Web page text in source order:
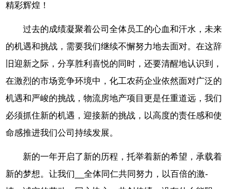
精彩辉煌！
过去的成绩凝聚着公司全体员工的心血和汗水，未来
的机遇和挑战，需要我们继续不懈努力地去面对。在这辞
旧迎新之际，分享胜利喜悦的同时，还要清醒地认识到，
在激烈的市场竞争环境中，化工农药企业依然面对广泛的
机遇和严峻的挑战，物流房地产项目更是任重道远，我们
必须抓住新的机遇，迎接新的挑战，以高度的责任感和使
命感推进我们公司持续发展。
新的一年开启了新的历程，托举着新的希望，承载着
新的梦想。让我们__全体同仁共同努力，以百倍的激-